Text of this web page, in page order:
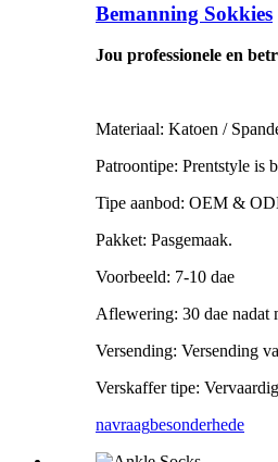
Bemanning Sokkies
Jou professionele en
Materiaal: Katoen /
Patroontipe: Prentstyle is
Tipe aanbod: OEM &
Pakket: Pasgemaak.
Voorbeeld: 7-10 dae
Aflewering: 30 dae nadat
Versending: Versending
Verskaffer tipe:
navraagbesonderhede